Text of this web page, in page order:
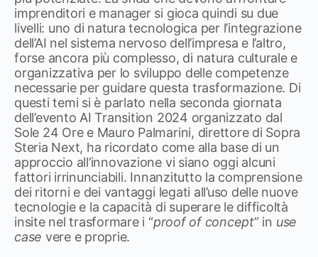
imprenditori e manager si gioca quindi su due
livelli: uno di natura tecnologica per l’integrazione
dell’AI nel sistema nervoso dell’impresa e l’altro,
forse ancora più complesso, di natura culturale e
organizzativa per lo sviluppo delle competenze
necessarie per guidare questa trasformazione. Di
questi temi si è parlato nella seconda giornata
dell’evento AI Transition 2024 organizzato dal
Sole 24 Ore e Mauro Palmarini, direttore di Sopra
Steria Next, ha ricordato come alla base di un
approccio all’innovazione vi siano oggi alcuni
fattori irrinunciabili. Innanzitutto la comprensione
dei ritorni e dei vantaggi legati all’uso delle nuove
tecnologie e la capacità di superare le difficoltà
insite nel trasformare i “proof of concept” in use
case vere e proprie.